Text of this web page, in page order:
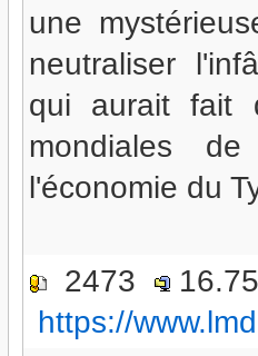
une
neutraliser
qui aurait fait
mondiales
l'économie du
2473
https://